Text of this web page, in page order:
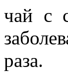
чай с
раза.